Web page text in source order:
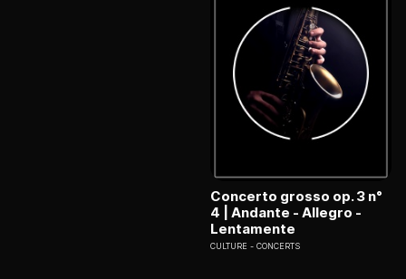
Concerto grosso op. 3 n°
4 | Andante - Allegro -
Lentamente
CULTURE CONCERTS